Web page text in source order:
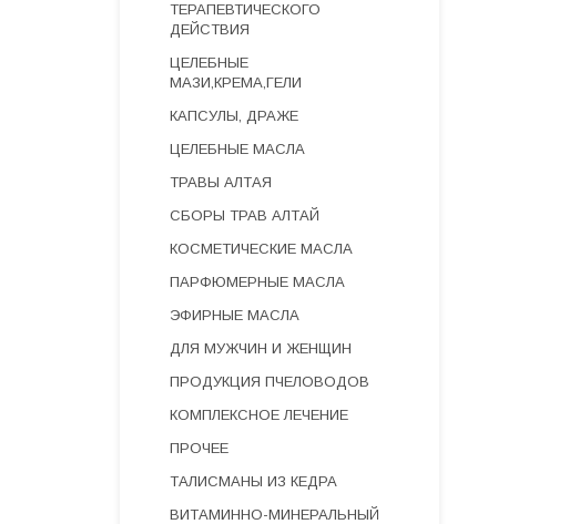
ТЕРАПЕВТИЧЕСКОГО
ДЕЙСТВИЯ
ЦЕЛЕБНЫЕ
МАЗИ,КРЕМА,ГЕЛИ
КАПСУЛЫ, ДРАЖЕ
ЦЕЛЕБНЫЕ МАСЛА
ТРАВЫ АЛТАЯ
СБОРЫ ТРАВ АЛТАЙ
КОСМЕТИЧЕСКИЕ МАСЛА
ПАРФЮМЕРНЫЕ МАСЛА
ЭФИРНЫЕ МАСЛА
ДЛЯ МУЖЧИН И ЖЕНЩИН
ПРОДУКЦИЯ ПЧЕЛОВОДОВ
КОМПЛЕКСНОЕ ЛЕЧЕНИЕ
ПРОЧЕЕ
ТАЛИСМАНЫ ИЗ КЕДРА
ВИТАМИННО-МИНЕРАЛЬНЫЙ